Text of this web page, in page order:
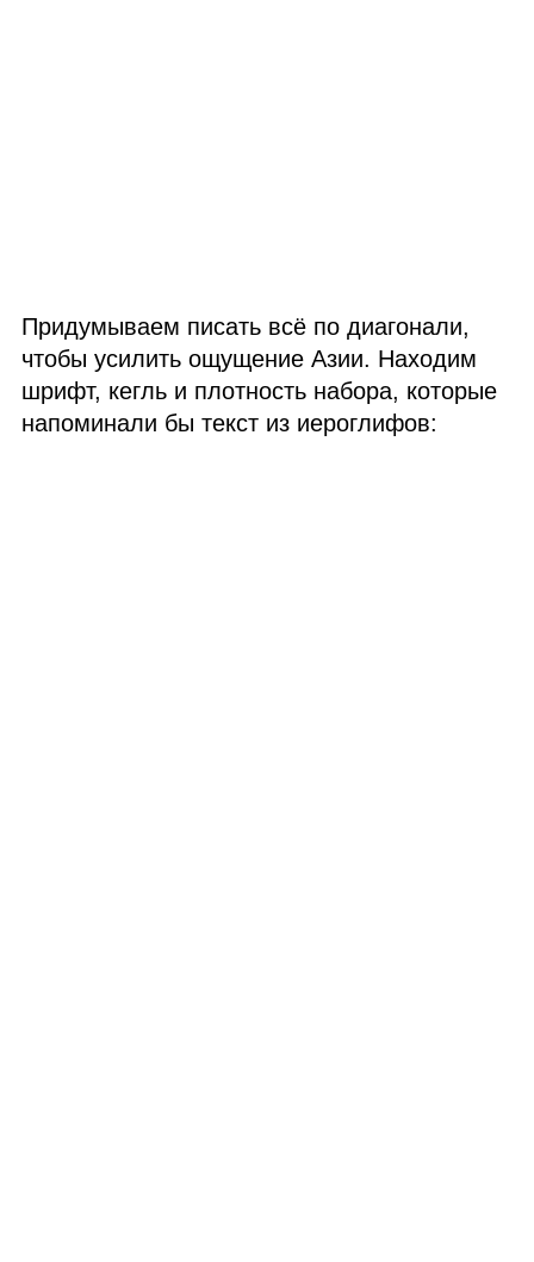
Придумываем писать всё по диагонали,
чтобы усилить ощущение Азии. Находим
шрифт, кегль и плотность набора, которые
напоминали бы текст из иероглифов: